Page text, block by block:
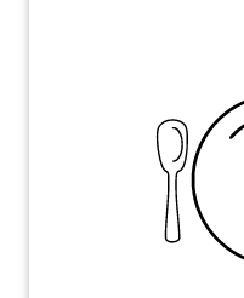
łatwe i przyjemne.
się z naszą ofertą i
klocków dla Ciebie